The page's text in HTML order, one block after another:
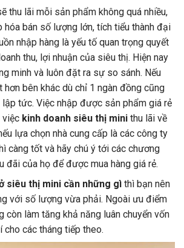
thu lãi mỗi sản phẩm không quá nhiều,
hóa bán số lượng lớn, tích tiểu thành đại
nhập hàng là yếu tố quan trọng quyết
thu, lợi nhuận của siêu thị. Hiện nay
minh và luôn đặt ra sự so sánh. Nếu
hơn bên khác dù chỉ 1 ngàn đồng cũng
lập tức. Việc nhập được sản phẩm giá rẻ
việc kinh doanh siêu thị mini thu lãi về
lựa chọn nhà cung cấp là các công ty
càng tốt và hãy chú ý tới các chương
đãi của họ để được mua hàng giá rẻ.
siêu thị mini cần những gì thì bạn nên
với số lượng vừa phải. Ngoài ưu điểm
còn làm tăng khả năng luân chuyển vốn
cho các tháng tiếp theo.